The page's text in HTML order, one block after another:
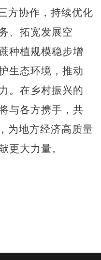
方协作，持续优化
、拓宽发展空
种植规模稳步增
生态环境，推动
。在乡村振兴的
与各方携手，共
为地方经济高质量
更大力量。